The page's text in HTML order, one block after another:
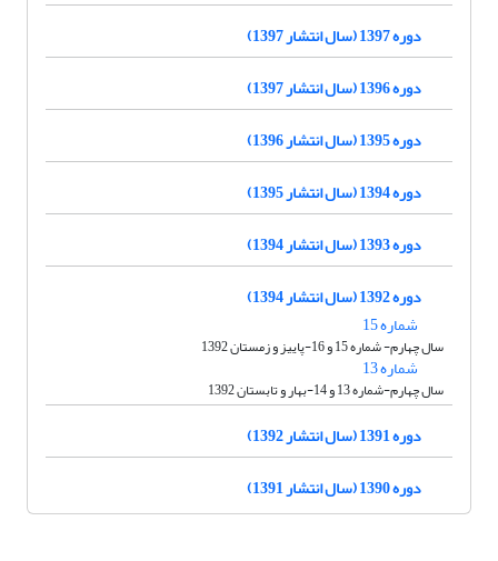
دوره 1397 (سال انتشار 1397)
دوره 1396 (سال انتشار 1397)
دوره 1395 (سال انتشار 1396)
دوره 1394 (سال انتشار 1395)
دوره 1393 (سال انتشار 1394)
دوره 1392 (سال انتشار 1394)
شماره 15
سال چهارم- شماره 15 و 16-پاییز و زمستان 1392
شماره 13
سال چهارم-شماره 13 و 14-بهار و تابستان 1392
دوره 1391 (سال انتشار 1392)
دوره 1390 (سال انتشار 1391)